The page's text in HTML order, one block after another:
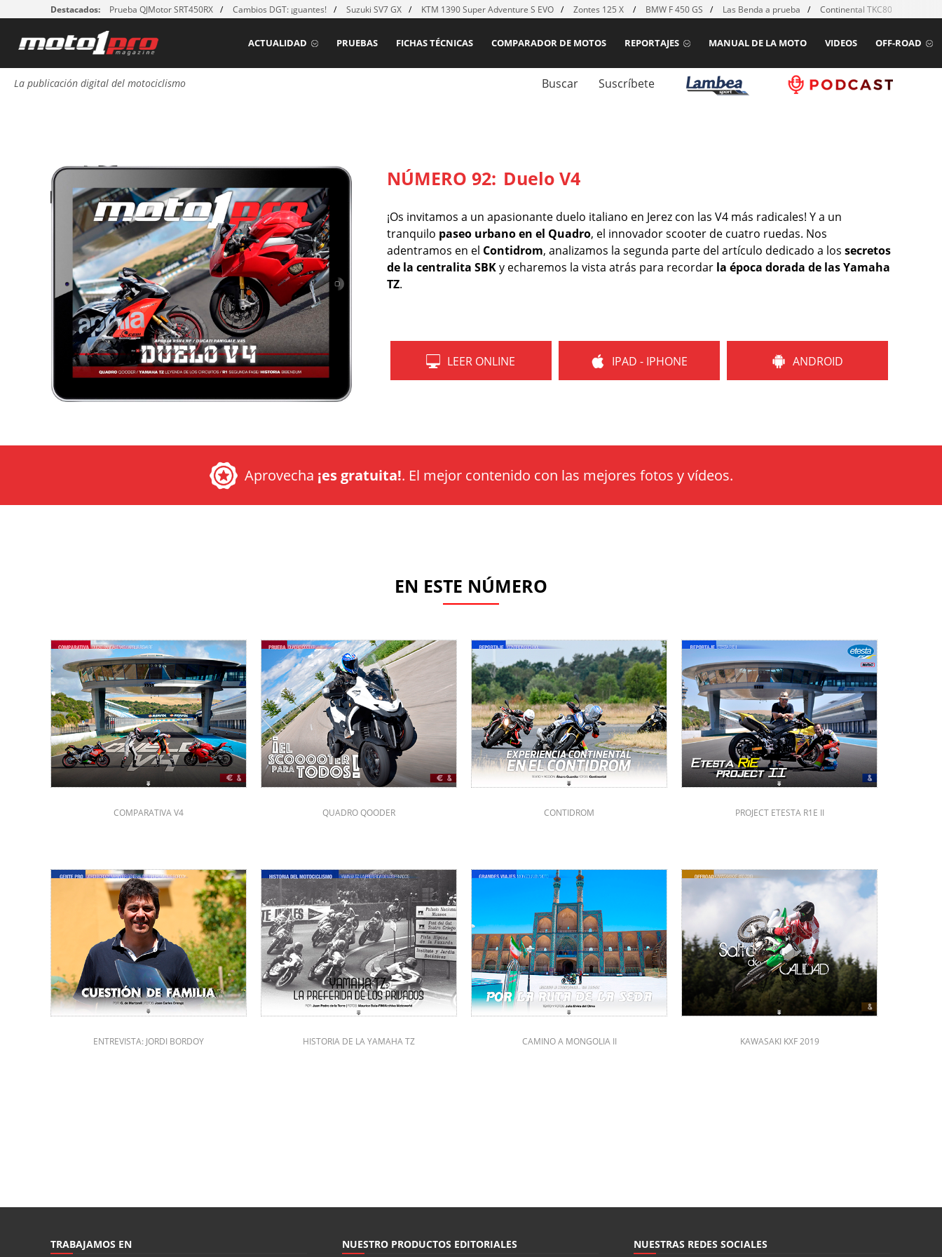
Destacados: Prueba QJMotor SRT450RX Cambios DGT: ¡guantes! Suzuki SV7 GX KTM 1390 Super Adventure S EVO Zontes 125 X BMW F 450 GS Las Benda a prueba Continental TKC80 mk2
OFF-ROAD
VIDEOS
MANUAL DE LA MOTO
REPORTAJES
COMPARADOR DE MOTOS
FICHAS TÉCNICAS
PRUEBAS
ACTUALIDAD
La publicación digital del motociclismo Buscar Suscríbete
NÚMERO 92: Duelo V4
¡Os invitamos a un apasionante duelo italiano en Jerez con las V4 más radicales! Y a un
tranquilo paseo urbano en el Quadro, el innovador scooter de cuatro ruedas. Nos
adentramos en el Contidrom, analizamos la segunda parte del artículo dedicado a los secretos
de la centralita SBKy echaremos la vista atrás para recordar la época dorada de las Yamaha
TZ.
LEER ONLINE IPAD - IPHONE ANDROID
Aprovecha ¡es gratuita!. El mejor contenido con las mejores fotos y vídeos.
EN ESTE NÚMERO
COMPARATIVA V4 QUADRO QOODER CONTIDROM PROJECT ETESTA R1E II
ENTREVISTA: JORDI BORDOY HISTORIA DE LA YAMAHA TZ CAMINO A MONGOLIA II KAWASAKI KXF 2019
TRABAJAMOS EN NUESTRO PRODUCTOS EDITORIALES NUESTRAS REDES SOCIALES